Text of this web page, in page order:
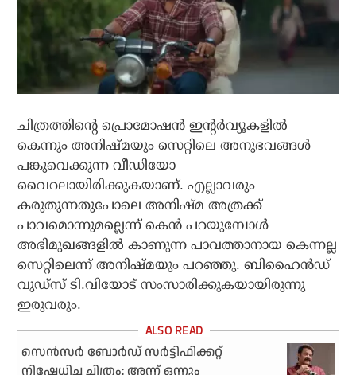
ചിത്രത്തിന്റെ പ്രൊമോഷന്‍ ഇന്റര്‍വ്യൂകളില്‍
കെന്നും അനിഷ്മയും സെറ്റിലെ അനുഭവങ്ങള്‍
പങ്കുവെക്കുന്ന വീഡിയോ
വൈറലായിരിക്കുകയാണ്. എല്ലാവരും
കരുതുന്നതുപോലെ അനിഷ്മ അത്രക്ക്
പാവമൊന്നുമല്ലെന്ന് കെന്‍ പറയുമ്പോള്‍
അഭിമുഖങ്ങളില്‍ കാണുന്ന പാവത്താനായ കെന്നല്ല
സെറ്റിലെന്ന് അനിഷ്മയും പറഞ്ഞു. ബിഹൈന്‍ഡ്
വുഡ്‌സ് ടി.വിയോട് സംസാരിക്കുകയായിരുന്നു
ഇരുവരും.
സെൻസർ ബോർഡ് സർട്ടിഫിക്കറ്റ്
നിഷേധിച്ച ചിത്രം; അന്ന് ഒന്നും